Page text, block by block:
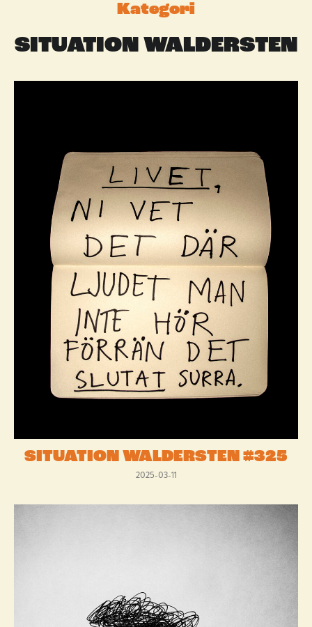
SITUATION WALDERSTEN
Kategori
SITUATION WALDERSTEN #325
2025-03-11